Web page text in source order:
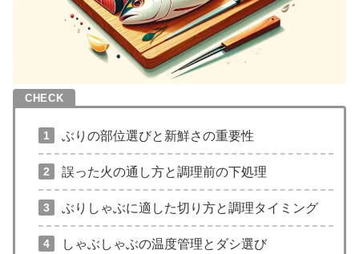
ぶりの部位選びと新鮮さの重要性
誤った火の通し方と調理前の下処理
ぶりしゃぶに適した切り方と調理タイミング
しゃぶしゃぶの温度管理とダシ選び